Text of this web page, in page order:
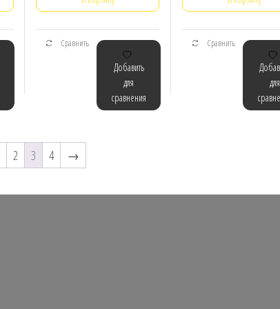
Сравнить
Добавить
для
сравнения
Сравнить
для
2 3 4 →